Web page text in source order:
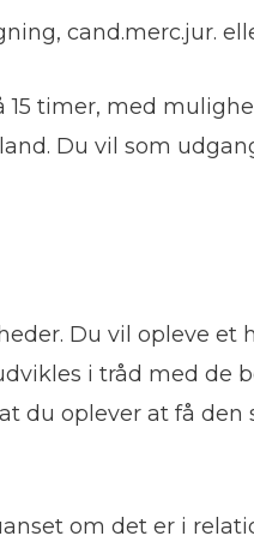
cand.merc.jur.
timer, med
Du vil som
Du vil opleve
i tråd med de
du oplever at få
om det er i